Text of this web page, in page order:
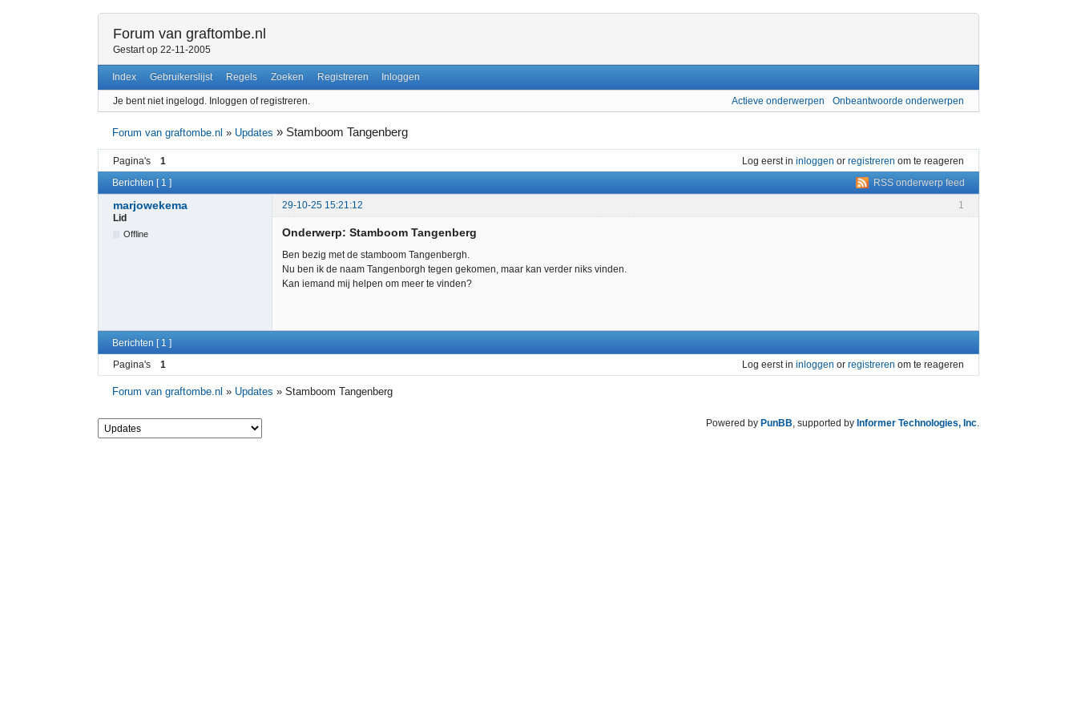
Forum van graftombe.nl
Gestart op 22-11-2005
Index Gebruikerslijst Regels Zoeken Registreren Inloggen
Je bent niet ingelogd. Inloggen of registreren. Actieve onderwerpen Onbeantwoorde onderwerpen
Forum van graftombe.nl » Updates » Stamboom Tangenberg
Pagina's 1 Log eerst in inloggen or registreren om te reageren
RSS onderwerp feed
Berichten [ 1 ]
1
marjowekema
29-10-25 15:21:12
Lid
Offline Onderwerp: Stamboom Tangenberg
Ben bezig met de stamboom Tangenbergh.
Nu ben ik de naam Tangenborgh tegen gekomen, maar kan verder niks vinden.
Kan iemand mij helpen om meer te vinden?
Berichten [ 1 ]
Pagina's
1 Log eerst in inloggen or registreren om te reageren
Forum van graftombe.nl » Updates »Stamboom Tangenberg
Powered by PunBB, supported by Informer Technologies, Inc.